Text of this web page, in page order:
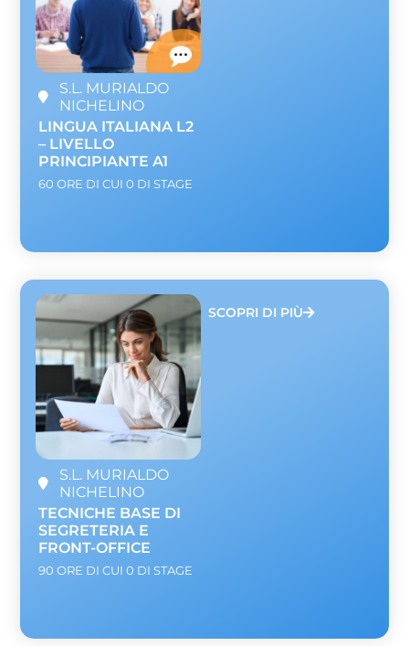
S.L. MURIALDO
NICHELINO
LINGUA ITALIANA L2
– LIVELLO
PRINCIPIANTE A1
60 ORE DI CUI 0 DI STAGE
S.L. MURIALDO
NICHELINO
TECNICHE BASE DI
SEGRETERIA E
FRONT-OFFICE
90 ORE DI CUI 0 DI STAGE
SCOPRI DI PIÙ